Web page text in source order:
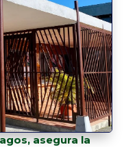
asegura la